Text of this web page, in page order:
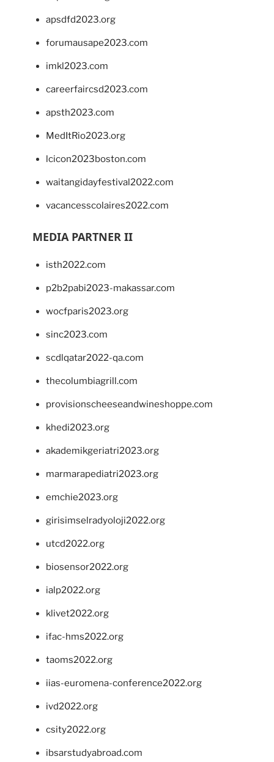
apsdfd2023.org
forumausape2023.com
imkl2023.com
careerfaircsd2023.com
apsth2023.com
MedItRio2023.org
lcicon2023boston.com
waitangidayfestival2022.com
vacancesscolaires2022.com
MEDIA PARTNER II
isth2022.com
p2b2pabi2023-makassar.com
wocfparis2023.org
sinc2023.com
scdlqatar2022-qa.com
thecolumbiagrill.com
provisionscheeseandwineshoppe.com
khedi2023.org
akademikgeriatri2023.org
marmarapediatri2023.org
emchie2023.org
girisimselradyoloji2022.org
utcd2022.org
biosensor2022.org
ialp2022.org
klivet2022.org
ifac-hms2022.org
taoms2022.org
iias-euromena-conference2022.org
ivd2022.org
csity2022.org
ibsarstudyabroad.com